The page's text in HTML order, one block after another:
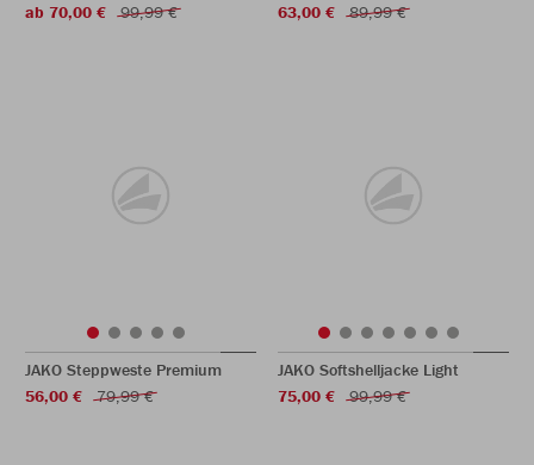
ab 70,00 €
99,99 €
63,00 €
89,99 €
JAKO Steppweste Premium
56,00 €
79,99 €
JAKO Softshelljacke Light
75,00 €
99,99 €